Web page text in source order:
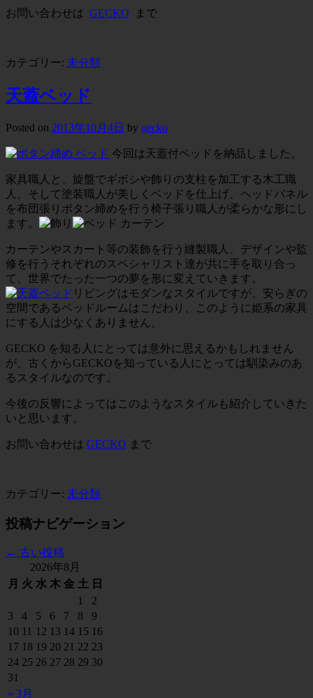
お問い合わせは GECKO まで
カテゴリー: 未分類
天蓋ベッド
Posted on 2013年10月4日 by gecko
今回は天蓋付ベッドを納品しました。
家具職人と、旋盤でギボシや飾りの支柱を加工する木工職
人、そして塗装職人が美しくベッドを仕上げ、ヘッドパネル
を布団張りボタン締めを行う椅子張り職人が柔らかな形にし
ます。
カーテンやスカート等の装飾を行う縫製職人、デザインや監
修を行うそれぞれのスペシャリスト達が共に手を取り合っ
て、世界でたった一つの夢を形に変えていきます。
リビングはモダンなスタイルですが、安らぎの
空間であるベッドルームはこだわり、このように姫系の家具
にする人は少なくありません。
GECKO を知る人にとっては意外に思えるかもしれません
が、古くからGECKOを知っている人にとっては馴染みのあ
るスタイルなのです。
今後の反響によってはこのようなスタイルも紹介していきた
いと思います。
お問い合わせは GECKO まで
カテゴリー: 未分類
投稿ナビゲーション
← 古い投稿
2026年8月
月
火 水 木 金 土 日
« 3月
1
2
3
4 5 6 7 8
9
10 11 12 13 14 15 16
17 18 19 20 21 22 23
24 25 26 27 28 29 30
31